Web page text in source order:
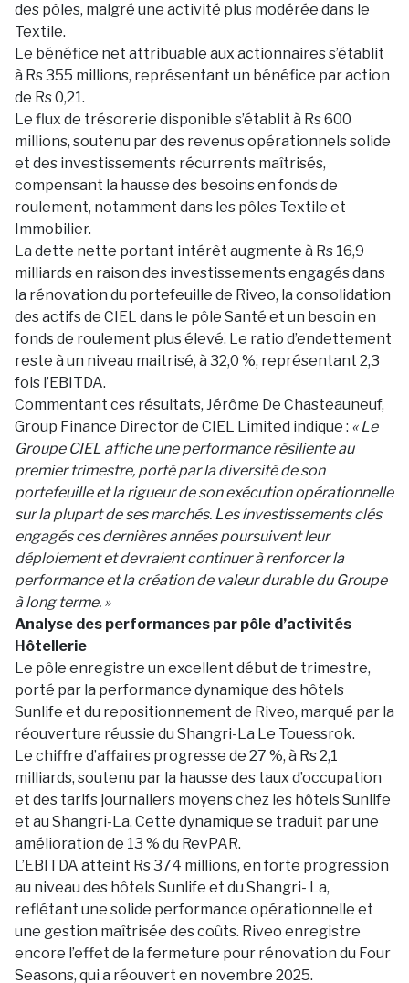
des pôles, malgré une activité plus modérée dans le
Textile.
Le bénéfice net attribuable aux actionnaires s’établit
à Rs 355 millions, représentant un bénéfice par action
de Rs 0,21.
Le flux de trésorerie disponible s’établit à Rs 600
millions, soutenu par des revenus opérationnels solide
et des investissements récurrents maîtrisés,
compensant la hausse des besoins en fonds de
roulement, notamment dans les pôles Textile et
Immobilier.
La dette nette portant intérêt augmente à Rs 16,9
milliards en raison des investissements engagés dans
la rénovation du portefeuille de Riveo, la consolidation
des actifs de CIEL dans le pôle Santé et un besoin en
fonds de roulement plus élevé. Le ratio d’endettement
reste à un niveau maitrisé, à 32,0 %, représentant 2,3
fois l’EBITDA.
Commentant ces résultats, Jérôme De Chasteauneuf,
Group Finance Director de CIEL Limited indique : « Le
Groupe CIEL affiche une performance résiliente au
premier trimestre, porté par la diversité de son
portefeuille et la rigueur de son exécution opérationnelle
sur la plupart de ses marchés. Les investissements clés
engagés ces dernières années poursuivent leur
déploiement et devraient continuer à renforcer la
performance et la création de valeur durable du Groupe
à long terme. »
Analyse des performances par pôle d’activités
Hôtellerie
Le pôle enregistre un excellent début de trimestre,
porté par la performance dynamique des hôtels
Sunlife et du repositionnement de Riveo, marqué par la
réouverture réussie du Shangri-La Le Touessrok.
Le chiffre d’affaires progresse de 27 %, à Rs 2,1
milliards, soutenu par la hausse des taux d’occupation
et des tarifs journaliers moyens chez les hôtels Sunlife
et au Shangri-La. Cette dynamique se traduit par une
amélioration de 13 % du RevPAR.
L’EBITDA atteint Rs 374 millions, en forte progression
au niveau des hôtels Sunlife et du Shangri- La,
reflétant une solide performance opérationnelle et
une gestion maîtrisée des coûts. Riveo enregistre
encore l’effet de la fermeture pour rénovation du Four
Seasons, qui a réouvert en novembre 2025.